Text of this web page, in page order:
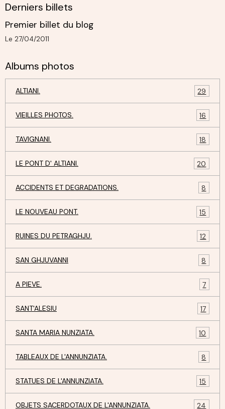
Derniers billets
Premier billet du blog
Le 27/04/2011
Albums photos
ALTIANI. 29
VIEILLES PHOTOS. 16
TAVIGNANI. 18
LE PONT D' ALTIANI. 20
ACCIDENTS ET DEGRADATIONS. 8
LE NOUVEAU PONT. 15
RUINES DU PETRAGHJU. 12
SAN GHJUVANNI 8
A PIEVE. 7
SANT'ALESIU 17
SANTA MARIA NUNZIATA. 10
TABLEAUX DE L'ANNUNZIATA. 8
STATUES DE L'ANNUNZIATA. 15
OBJETS SACERDOTAUX DE L'ANNUNZIATA. 24